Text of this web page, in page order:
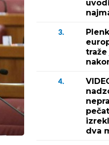
3.
traže
4.
dva